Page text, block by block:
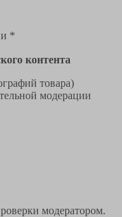
*
контента
товара)
модерации
модератором.